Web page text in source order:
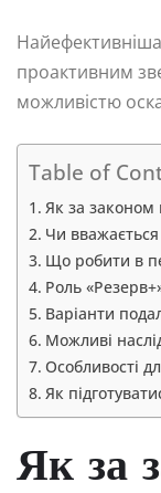
проактивним
можливістю
Table of
Як за законом
Чи
Що робити в
Роль
Варіанти
Можливі
Особливості
Як
Як за